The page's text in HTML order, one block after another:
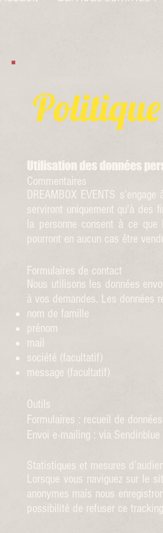
Utilisation des données
Commentaires
DREAMBOX EVENTS
serviront uniquement qu'à des
la personne consent à ce
pourront en aucun cas être
Formulaires de contact
Nous utilisons les données
à vos demandes. Les données
nom de famille
prénom
mail
société (facultatif)
message (facultatif)
Outils
Formulaires : recueil de
Envoi e-mailing : via Sendinblue
Statistiques et mesures
Lorsque vous naviguez sur le
anonymes mais nous
possibilité de refuser ce